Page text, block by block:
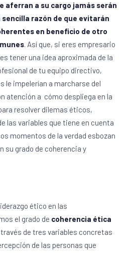
aferran a su cargo jamás serán
razón de que evitarán
en beneficio de otro
. Así que, si eres empresario
tener una idea aproximada de la
de tu equipo directivo,
le impelerían a marcharse del
atención a cómo despliega en la
resolver dilemas éticos,
las variables que tiene en cuenta
momentos de la verdad esbozan
su grado de coherencia y
ético en las
el grado de coherencia ética
de tres variables concretas
de las personas que